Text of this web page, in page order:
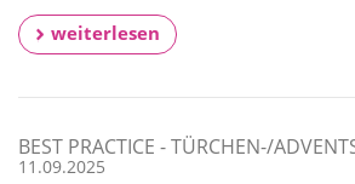
weiterlesen
BEST PRACTICE -TÜRCHEN-/
11.09.2025